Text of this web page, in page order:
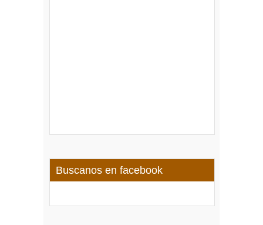
Buscanos en facebook